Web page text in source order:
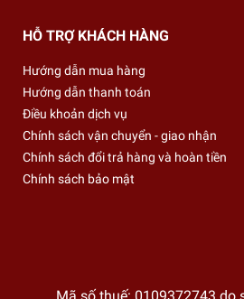
HỖ TRỢ KHÁCH HÀNG
Hướng dẫn mua hàng
Hướng dẫn thanh toán
Điều khoản dịch vụ
Chính sách vận chuyển - giao nhận
Chính sách đổi trả hàng và hoàn tiền
Chính sách bảo mật